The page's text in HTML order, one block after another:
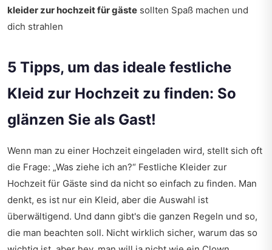
kleider zur hochzeit für gäste sollten Spaß machen und
dich strahlen
5 Tipps, um das ideale festliche
Kleid zur Hochzeit zu finden: So
glänzen Sie als Gast!
Wenn man zu einer Hochzeit eingeladen wird, stellt sich oft
die Frage: „Was ziehe ich an?“ Festliche Kleider zur
Hochzeit für Gäste sind da nicht so einfach zu finden. Man
denkt, es ist nur ein Kleid, aber die Auswahl ist
überwältigend. Und dann gibt's die ganzen Regeln und so,
die man beachten soll. Nicht wirklich sicher, warum das so